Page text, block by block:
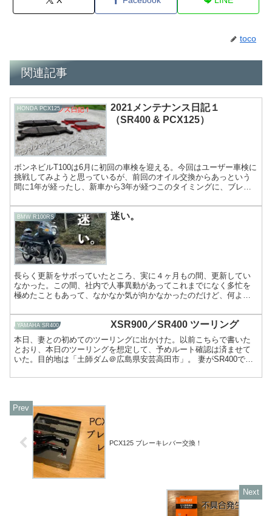
toco
関連記事
HONDA PCX125
2021メンテナンス日記１
（SR400 & PCX125）
ボンネビルT100は6月に初回の車検を迎える。今回はユーザー車検に
挑戦してみようと思っているが、前回のオイル交換からあっという
間に1年が経ったし、新車から3年が経つこのタイミングに、ブレー
BMW R100RS 迷い。
長らく更新をサボっていたところ、実に４ヶ月もの間、更新してい
なかった。この間、社内で人事異動があってこれまでになく多忙を
極めたこともあって、なかなか気が向かなかったのだけど、何より
YAMAHA SR400 XSR900／SR400 ツーリング
本日、妻との初めてのツーリングに出かけた。以前こちらで書いた
とおり、本日のツーリングを想定して、予めルート確認は済ませて
いた。目的地は「土師ダム＠広島県安芸高田市」。 妻がSR400で私
PCX125 ブレーキレバー交換！